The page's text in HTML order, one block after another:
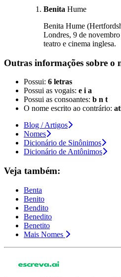
Benita Hume
Benita Hume
Londres, 9 de
teatro e cinema inglesa.
Outras informações sobre o
Possui: 6 letras
Possui as vogais: e i a
Possui as consoantes: b n t
O nome escrito ao contrário:
Blog / Artigos
Nomes
Dicionário de Sinônimos
Dicionário de Antônimos
Veja também:
Benta
Benito
Bendito
Benedito
Benetito
Mais Nomes